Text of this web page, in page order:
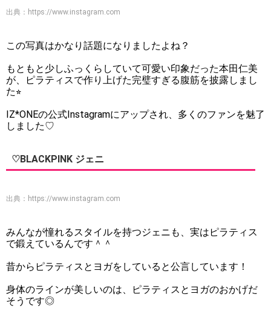
出典： https://www.instagram.com
この写真はかなり話題になりましたよね？
もともと少しふっくらしていて可愛い印象だった本田仁美
が、ピラティスで作り上げた完璧すぎる腹筋を披露しまし
た⭐︎
IZ*ONEの公式Instagramにアップされ、多くのファンを魅了
しました♡
♡BLACKPINK ジェニ
出典： https://www.instagram.com
みんなが憧れるスタイルを持つジェニも、実はピラティス
で鍛えているんです＾＾
昔からピラティスとヨガをしていると公言しています！
身体のラインが美しいのは、ピラティスとヨガのおかげだ
そうです◎